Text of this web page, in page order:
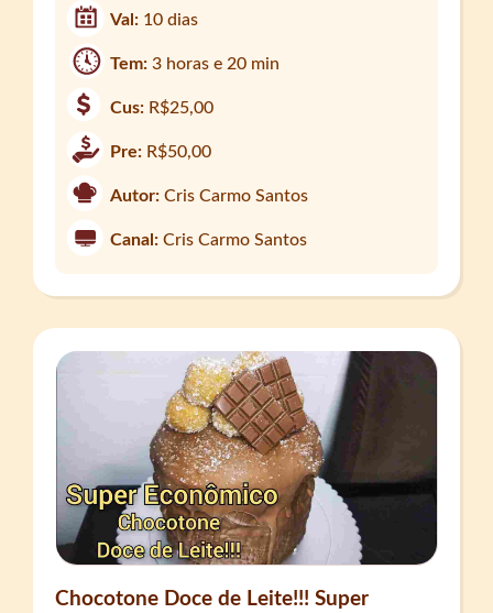
Val: 10 dias
Tem:3 horas e 20 min
Cus: R$25,00
Pre: R$50,00
Autor: Cris Carmo Santos
Canal: Cris Carmo Santos
Chocotone Doce de Leite!!! Super